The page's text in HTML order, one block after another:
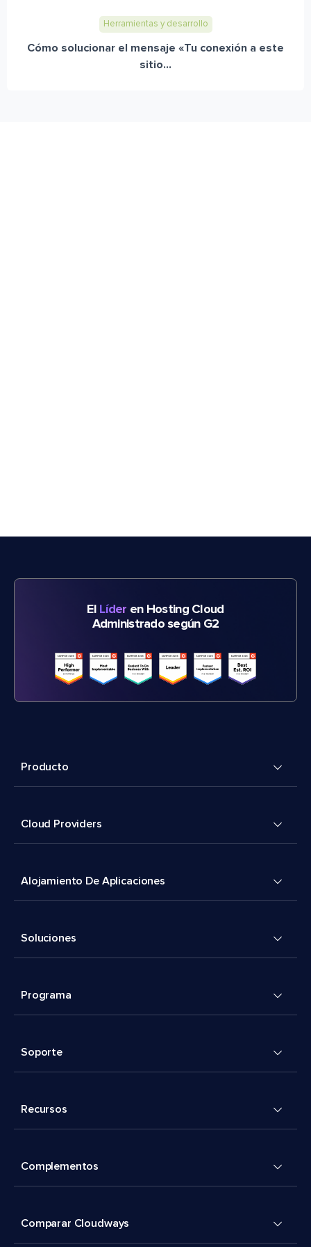
Herramientas y desarrollo
Cómo solucionar el mensaje «Tu conexión a este
sitio...
El Líder en Hosting Cloud
Administrado según G2
Producto
Cloud Providers
Alojamiento De Aplicaciones
Soluciones
Programa
Soporte
Recursos
Complementos
Comparar Cloudways